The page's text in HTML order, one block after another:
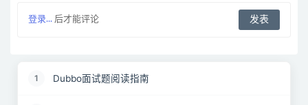
登录... 后才能评论
1 Dubbo面试题阅读指南